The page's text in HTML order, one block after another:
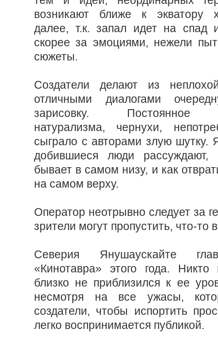
возникают ближе к экватору
далее, т.к. запал идет на спад
скорее за эмоциями, нежели
сюжеты.
Создатели делают из
отличными диалогами
зарисовку. Постоянное
натурализма, чернухи,
сыграло с авторами злую шутку.
добившиеся люди
бывает в самом низу, и как
на самом верху.
Оператор неотрывно следует за
зрители могут пропустить, что-то
Северия Янушаускайте
«Кинотавра» этого года.
близко не приблизился к ее
несмотря на все ужасы,
создатели, чтобы испортить
легко воспринимается публикой.